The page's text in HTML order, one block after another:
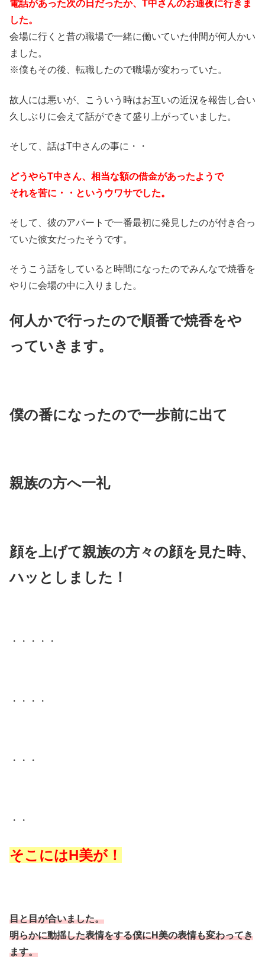
電話があった次の日だったか、T中さんのお通夜に行きま
した。
会場に行くと昔の職場で一緒に働いていた仲間が何人かい
ました。
※僕もその後、転職したので職場が変わっていた。
故人には悪いが、こういう時はお互いの近況を報告し合い
久しぶりに会えて話ができて盛り上がっていました。
そして、話はT中さんの事に・・
どうやらT中さん、相当な額の借金があったようで
それを苦に・・というウワサでした。
そして、彼のアパートで一番最初に発見したのが付き合っ
ていた彼女だったそうです。
そうこう話をしていると時間になったのでみんなで焼香を
やりに会場の中に入りました。
何人かで行ったので順番で焼香をや
っていきます。
僕の番になったので一歩前に出て
親族の方へ一礼
顔を上げて親族の方々の顔を見た時、
ハッとしました！
・・・・・
・・・・
・・・
・・
そこにはH美が！
目と目が合いました。
明らかに動揺した表情をする僕にH美の表情も変わってき
ます。